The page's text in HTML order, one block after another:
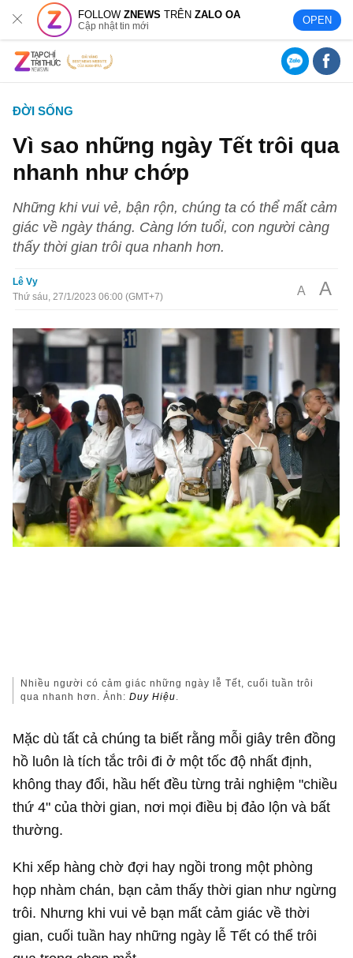
FOLLOWZNEWS TRÊNZALO OA
Cập nhật tin mới OPEN
ĐỜI SỐNG
Vì sao những ngày Tết trôi qua
nhanh như chớp
Những khi vui vẻ, bận rộn, chúng ta có thể mất cảm
giác về ngày tháng. Càng lớn tuổi, con người càng
thấy thời gian trôi qua nhanh hơn.
Lê Vy
Thứ sáu, 27/1/2023 06:00 (GMT+7)
A A
Nhiều người có cảm giác những ngày lễ Tết, cuối tuần trôi
qua nhanh hơn. Ảnh:Duy Hiệu.
Mặc dù tất cả chúng ta biết rằng mỗi giây trên đồng
hồ luôn là tích tắc trôi đi ở một tốc độ nhất định,
không thay đổi, hầu hết đều từng trải nghiệm "chiều
thứ 4" của thời gian, nơi mọi điều bị đảo lộn và bất
thường.
Khi xếp hàng chờ đợi hay ngồi trong một phòng
họp nhàm chán, bạn cảm thấy thời gian như ngừng
trôi. Nhưng khi vui vẻ bạn mất cảm giác về thời
gian, cuối tuần hay những ngày lễ Tết có thể trôi